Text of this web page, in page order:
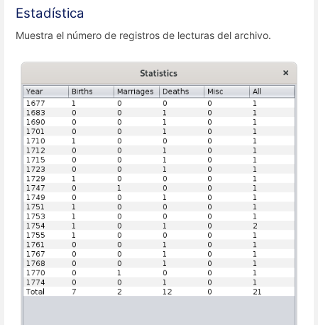
Estadística
Muestra el número de registros de lecturas del archivo.